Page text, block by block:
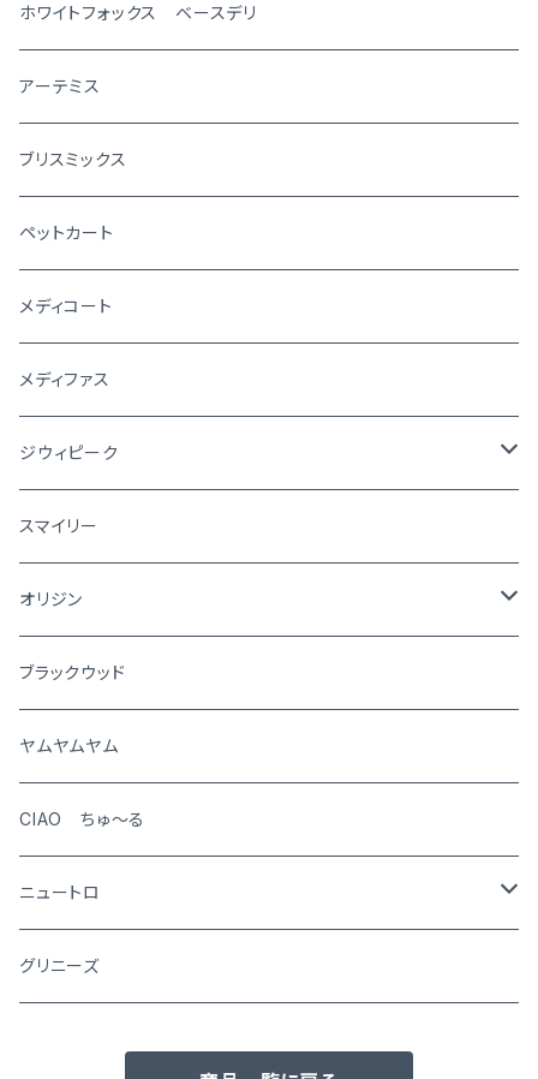
ホワイトフォックス ベースデリ
アーテミス
ブリスミックス
ペットカート
メディコート
メディファス
ジウィピーク
犬
猫
スマイリー
オリジン
犬
猫
ブラックウッド
ヤムヤムヤム
CIAO ちゅ～る
ニュートロ
シュプレモ
グリニーズ